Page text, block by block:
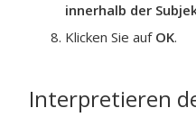
innerhalb der
Klicken Sie auf OK.
Interpretieren